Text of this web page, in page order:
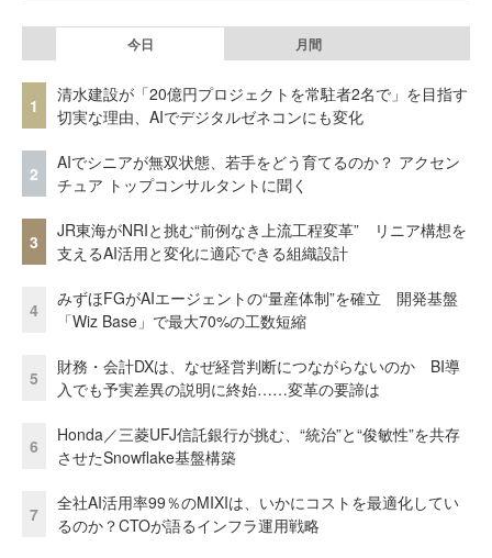
今日 月間
1
清水建設が「20億円プロジェクトを常駐者2名で」を目指す
切実な理由、AIでデジタルゼネコンにも変化
2
AIでシニアが無双状態、若手をどう育てるのか？ アクセン
チュア トップコンサルタントに聞く
3
JR東海がNRIと挑む“前例なき上流工程変革” リニア構想を
支えるAI活用と変化に適応できる組織設計
4
みずほFGがAIエージェントの“量産体制”を確立 開発基盤
「Wiz Base」で最大70%の工数短縮
5
財務・会計DXは、なぜ経営判断につながらないのか BI導
入でも予実差異の説明に終始……変革の要諦は
6
Honda／三菱UFJ信託銀行が挑む、“統治”と“俊敏性”を共存
させたSnowflake基盤構築
7
全社AI活用率99％のMIXIは、いかにコストを最適化してい
るのか？CTOが語るインフラ運用戦略